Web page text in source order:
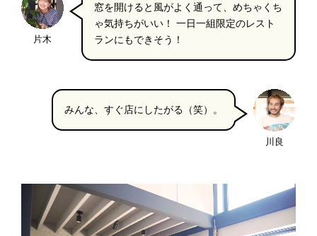
片木
窓を開けると風がよく通って、めちゃくち
ゃ気持ちがいい！ 一日一組限定のレスト
ランにもできそう！
川良
みんな、すぐ店にしたがる（笑）。